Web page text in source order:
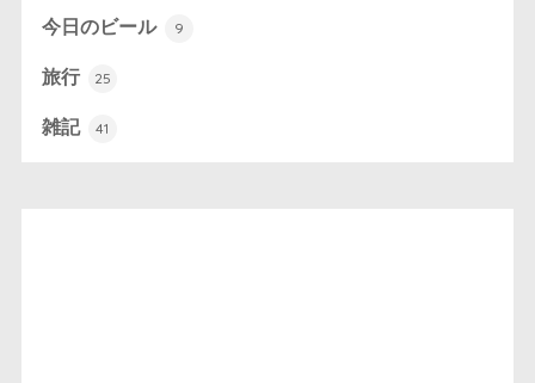
今日のビール 9
旅行 25
雑記 41